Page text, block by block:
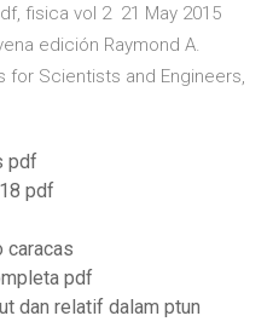
fisica vol 2 21 May 2015
edición Raymond A.
for Scientists and Engineers,
pdf
pdf
caracas
pdf
dan relatif dalam ptun